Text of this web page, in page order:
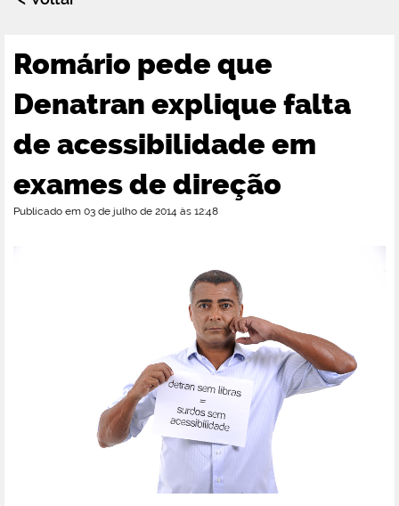
Romário pede que
Denatran explique falta
de acessibilidade em
exames de direção
Publicado em 03 de julho de 2014 às 12:48